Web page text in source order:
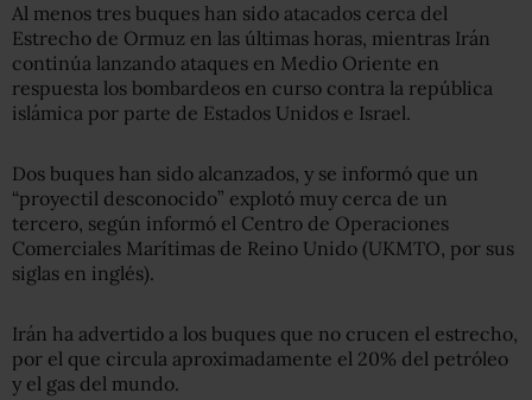
Al menos tres buques han sido atacados cerca del
Estrecho de Ormuz en las últimas horas, mientras Irán
continúa lanzando ataques en Medio Oriente en
respuesta los bombardeos en curso contra la república
islámica por parte de Estados Unidos e Israel.
Dos buques han sido alcanzados, y se informó que un
“proyectil desconocido” explotó muy cerca de un
tercero, según informó el Centro de Operaciones
Comerciales Marítimas de Reino Unido (UKMTO, por sus
siglas en inglés).
Irán ha advertido a los buques que no crucen el estrecho,
por el que circula aproximadamente el 20% del petróleo
y el gas del mundo.